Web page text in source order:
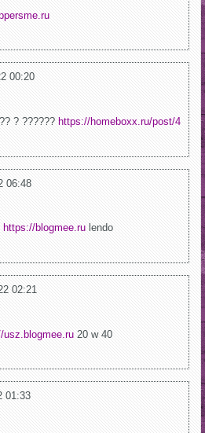
00:20
? ?????? https://homeboxx.ru/post/4
06:48
https://blogmee.ru lendo
02:21
usz.blogmee.ru 20 w 40
01:33